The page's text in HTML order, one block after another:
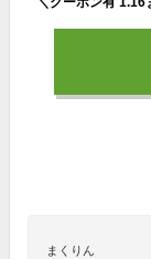
まくりん